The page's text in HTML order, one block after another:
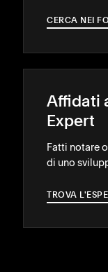
CERCA NEI
Affidati
Expert
Fatti notare
di uno
TROVA